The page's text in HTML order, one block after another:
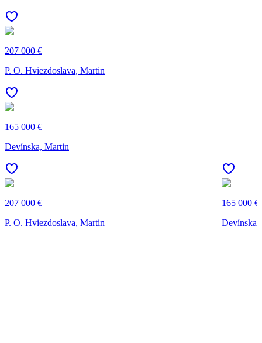
207 000 €
P. O. Hviezdoslava, Martin
165 000 €
Devínska, Martin
207 000 €
P. O. Hviezdoslava, Martin
165 000 €
Devínska,